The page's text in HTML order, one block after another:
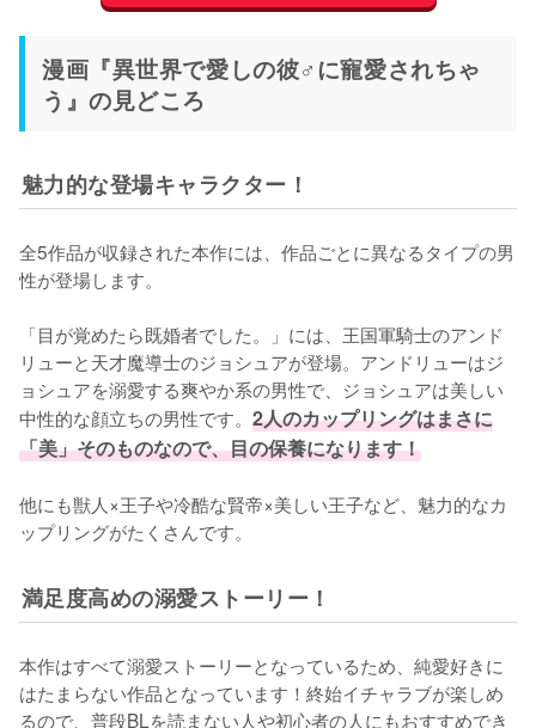
漫画『異世界で愛しの彼♂に寵愛されちゃ
う』の見どころ
魅力的な登場キャラクター！
全5作品が収録された本作には、作品ごとに異なるタイプの男
性が登場します。
「目が覚めたら既婚者でした。」には、王国軍騎士のアンド
リューと天才魔導士のジョシュアが登場。アンドリューはジ
ョシュアを溺愛する爽やか系の男性で、ジョシュアは美しい
中性的な顔立ちの男性です。 2人のカップリングはまさに
「美」そのものなので、目の保養になります！
他にも獣人×王子や冷酷な賢帝×美しい王子など、魅力的なカ
ップリングがたくさんです。
満足度高めの溺愛ストーリー！
本作はすべて溺愛ストーリーとなっているため、純愛好きに
はたまらない作品となっています！終始イチャラブが楽しめ
るので、普段BLを読まない人や初心者の人にもおすすめでき